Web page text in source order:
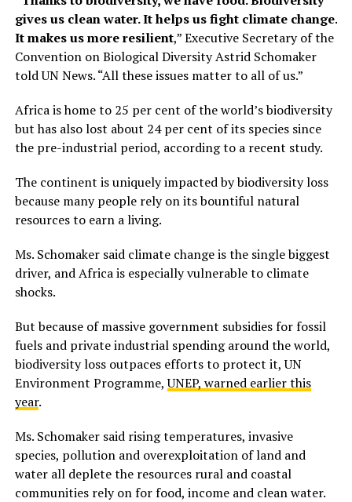
gives us clean water. It helps us fight climate change.
It makes us more resilient,” Executive Secretary of the
Convention on Biological Diversity Astrid Schomaker
told UN News. “All these issues matter to all of us.”
Africa is home to 25 per cent of the world’s biodiversity
but has also lost about 24 per cent of its species since
the pre-industrial period, according to a recent study.
The continent is uniquely impacted by biodiversity loss
because many people rely on its bountiful natural
resources to earn a living.
Ms. Schomaker said climate change is the single biggest
driver, and Africa is especially vulnerable to climate
shocks.
But because of massive government subsidies for fossil
fuels and private industrial spending around the world,
biodiversity loss outpaces efforts to protect it, UN
Environment Programme,UNEP, warned earlier this
year.
Ms. Schomaker said rising temperatures, invasive
species, pollution and overexploitation of land and
water all deplete the resources rural and coastal
communities rely on for food, income and clean water.